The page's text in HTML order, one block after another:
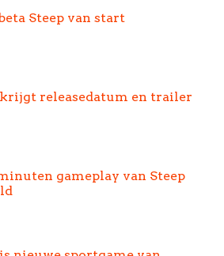
Steep van start
krijgt releasedatum en trailer
gameplay van Steep